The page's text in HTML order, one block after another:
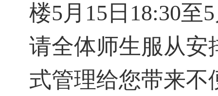
楼5月 15 日 18:30至5
请全体师生服从安
式管理给您带来不